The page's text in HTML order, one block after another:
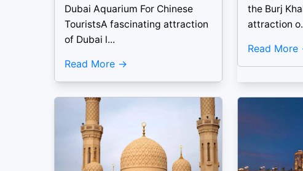
Dubai Aquarium For Chinese
TouristsA fascinating attraction
of Dubai l...
Read More
the Burj
attraction
Read More